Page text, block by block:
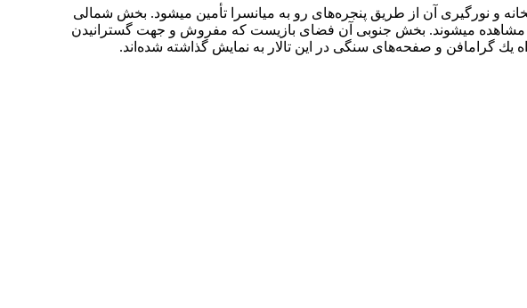
نورگيری آن از طريق پنجره‌های رو به ميانسرا تأمين ميشود. بخش شمالی
مشاهده ميشوند. بخش جنوبی آن فضای بازيست كه مفروش و جهت گسترانيدن
يك گرامافن و صفحه‌های سنگی در اين تالار به نمايش گذاشته شده‌اند.